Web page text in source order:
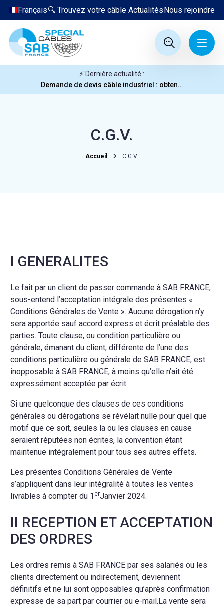
Nous rejoindre
Actualités
🔍 Trouvez votre câble
Français
⚡ Dernière actualité :
Demande de devis câble industriel : obtenez votre prix en quelques clics
C.G.V.
Accueil C.G.V.
I GENERALITES
Le fait par un client de passer commande à SAB FRANCE,
sous-entend l’acceptation intégrale des présentes «
Conditions Générales de Vente ». Aucune dérogation n’y
sera apportée sauf accord express et écrit préalable des
parties. Toute clause, ou condition particulière ou
générale, émanant du client, différente de l’une des
conditions particulière ou générale de SAB FRANCE, est
inopposable à SAB FRANCE, à moins qu’elle n’ait été
expressément acceptée par écrit.
Si une quelconque des clauses de ces conditions
générales ou dérogations se révélait nulle pour quel que
motif que ce soit, seules la ou les clauses en cause
seraient réputées non écrites, la convention étant
maintenue intégralement pour tous ses autres effets.
Les présentes Conditions Générales de Vente
s’appliquent dans leur intégralité à toutes les ventes
livrables à compter du 1 erJanvier 2024.
II RECEPTION ET ACCEPTATION
DES ORDRES
Les ordres remis à SAB FRANCE par ses salariés ou les
clients directement ou indirectement, deviennent
définitifs et ne lui sont opposables qu’après confirmation
expresse de sa part par courrier ou e-mail.La vente sera